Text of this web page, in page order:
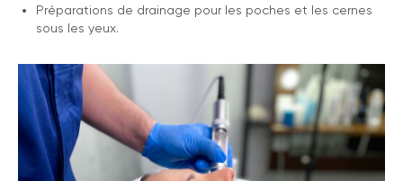
Préparations de drainage pour les poches et les cernes
sous les yeux.